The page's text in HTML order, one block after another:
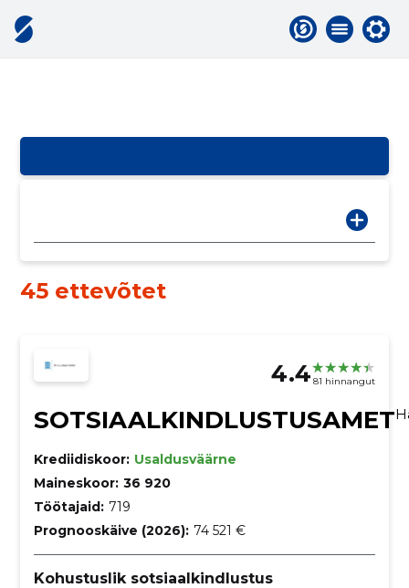
45 ettevõtet
4.4 81 hinnangut
SOTSIAALKINDLUSTUSAMET
Krediidiskoor: Usaldusväärne
Maineskoor: 36 920
Töötajaid: 719
Prognooskäive (2026): 74 521 €
Kohustuslik sotsiaalkindlustus